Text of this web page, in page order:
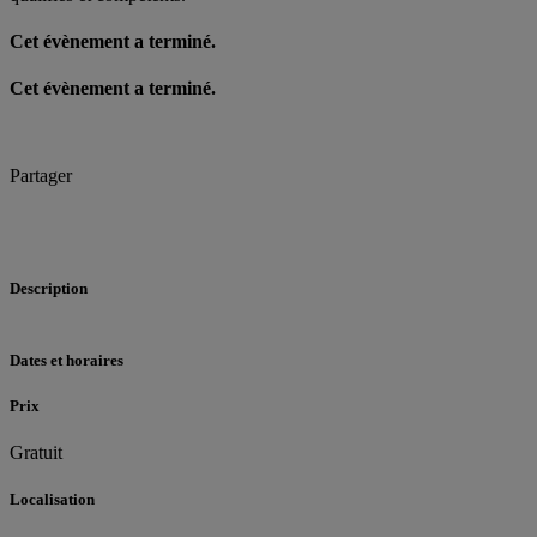
Cet évènement a terminé.
Cet évènement a terminé.
Partager
Description
Dates et horaires
Prix
Gratuit
Localisation